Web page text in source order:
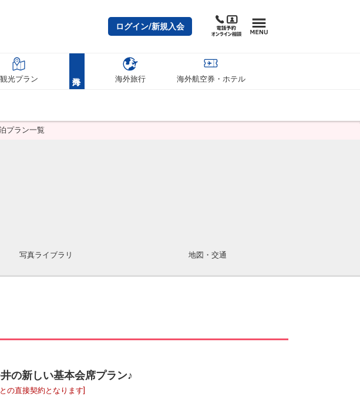
ログイン/新規入会
観光プラン 海外旅行 海外航空券・ホテル
プラン一覧
写真ライブラリ 地図・交通
の新しい基本会席プラン♪
の直接契約となります]